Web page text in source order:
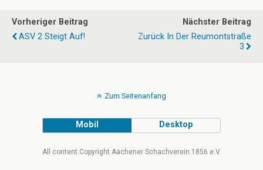
Vorheriger Beitrag
ASV 2 Steigt Auf!
Nächster Beitrag
Zurück In Der Reumontstraße
3
Zum Seitenanfang
Mobil Desktop
All content Copyright Aachener Schachverein 1856 e.V.